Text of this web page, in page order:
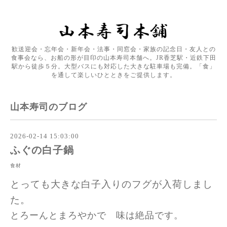
歓送迎会・忘年会・新年会・法事・同窓会・家族の記念日・友人との
食事会なら、お船の形が目印の山本寿司本舗へ。JR香芝駅・近鉄下田
駅から徒歩５分。大型バスにも対応した大きな駐車場も完備。「食」
を通して楽しいひとときをご提供します。
山本寿司のブログ
2026-02-14 15:03:00
ふぐの白子鍋
食材
とっても大きな白子入りのフグが入荷しまし
た。
とろーんとまろやかで 味は絶品です。